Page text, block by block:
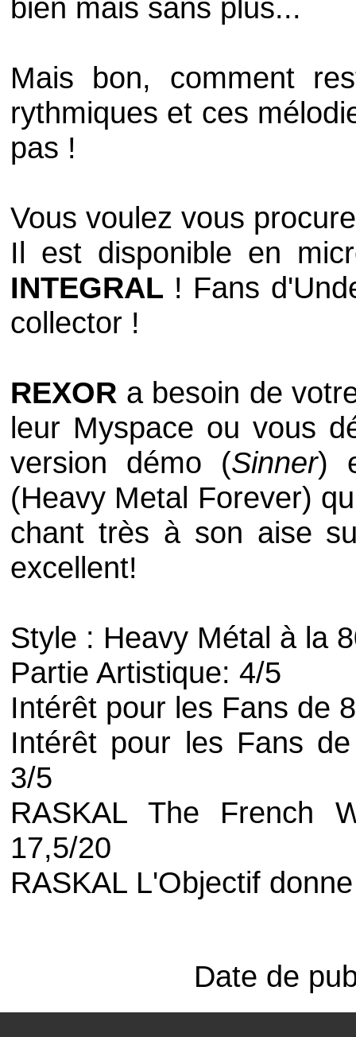
bien mais sans plus...
Mais bon, comment
rythmiques et ces
pas !
Vous voulez vous
Il est disponible en
INTEGRAL ! Fans
collector !
REXOR a besoin de
leur Myspace ou vous
version démo (Sinner)
(Heavy Metal Forever)
chant très à son aise
excellent!
Style : Heavy Métal à la
Partie Artistique: 4/5
Intérêt pour les Fans de
Intérêt pour les Fans
3/5
RASKAL The French
17,5/20
RASKAL L'Objectif
Date de